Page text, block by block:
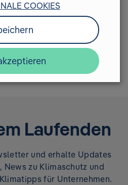
kann
anfordern
Laufenden
und erhalte Updates
News zu Klimaschutz und
für Unternehmen.
COOKIES